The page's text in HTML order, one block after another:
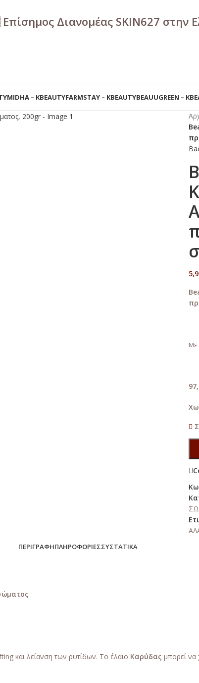
Διανομέας SKIN627 στην
MIDHA – KBEAUTYFARMSTAY – KBEAUTYBEAUUGREEN –
Με
ΠΕΡΙΓΡΑΦΉΠΛΗΡΟΦΟΡΊΕΣΣΥΣΤΑΤΙΚΆ
και λείανση των ρυτίδων. Το έλαιο Καρύδας μπορεί να